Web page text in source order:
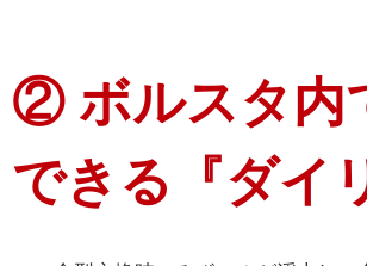
② ボルスタ内
できる『ダイ